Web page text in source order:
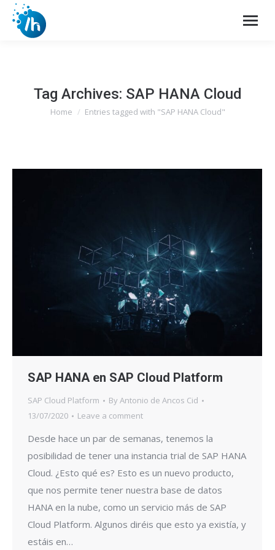
Tag Archives: SAP HANA Cloud
You are here:
Home Entries tagged with "SAP HANA Cloud"
SAP HANA en SAP Cloud Platform
SAP Cloud Platform ByAntonio de Ancos Cid
13/07/2020
Leave a comment
Desde hace un par de semanas, tenemos la
posibilidad de tener una instancia trial de SAP HANA
Cloud. ¿Esto qué es? Esto es un nuevo producto,
que nos permite tener nuestra base de datos
HANA en la nube, como un servicio más de SAP
Cloud Platform. Algunos diréis que esto ya existía, y
estáis en…